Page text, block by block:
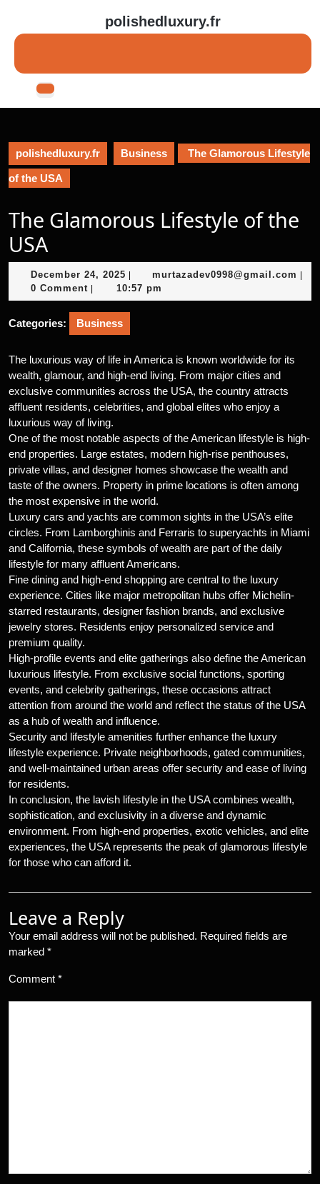
content
polishedluxury.fr
Open
polishedluxury.fr Business The Glamorous Lifestyle
of the USA
The Glamorous Lifestyle of the
USA
December 24, 2025 December
24,
2025
murtazadev0998@gmail.com
0 Comment 10:57 pm
Categories: Business
The luxurious way of life in America is known worldwide for its
wealth, glamour, and high-end living. From major cities and
exclusive communities across the USA, the country attracts
affluent residents, celebrities, and global elites who enjoy a
luxurious way of living.
One of the most notable aspects of the American lifestyle is high-
end properties. Large estates, modern high-rise penthouses,
private villas, and designer homes showcase the wealth and
taste of the owners. Property in prime locations is often among
the most expensive in the world.
Luxury cars and yachts are common sights in the USA’s elite
circles. From Lamborghinis and Ferraris to superyachts in Miami
and California, these symbols of wealth are part of the daily
lifestyle for many affluent Americans.
Fine dining and high-end shopping are central to the luxury
experience. Cities like major metropolitan hubs offer Michelin-
starred restaurants, designer fashion brands, and exclusive
jewelry stores. Residents enjoy personalized service and
premium quality.
High-profile events and elite gatherings also define the American
luxurious lifestyle. From exclusive social functions, sporting
events, and celebrity gatherings, these occasions attract
attention from around the world and reflect the status of the USA
as a hub of wealth and influence.
Security and lifestyle amenities further enhance the luxury
lifestyle experience. Private neighborhoods, gated communities,
and well-maintained urban areas offer security and ease of living
for residents.
In conclusion, the lavish lifestyle in the USA combines wealth,
sophistication, and exclusivity in a diverse and dynamic
environment. From high-end properties, exotic vehicles, and elite
experiences, the USA represents the peak of glamorous lifestyle
for those who can afford it.
Leave a Reply
Your email address will not be published. Required fields are
marked *
Comment *